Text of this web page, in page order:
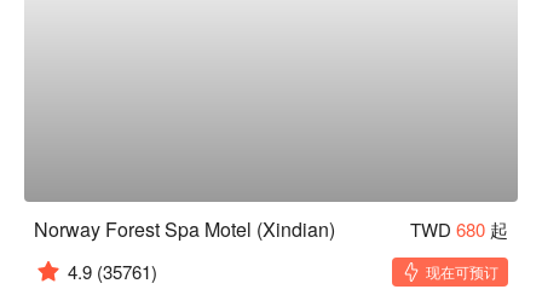
Norway Forest Spa Motel (Xindian) TWD 680 起
4.9 (35761) 现在可预订